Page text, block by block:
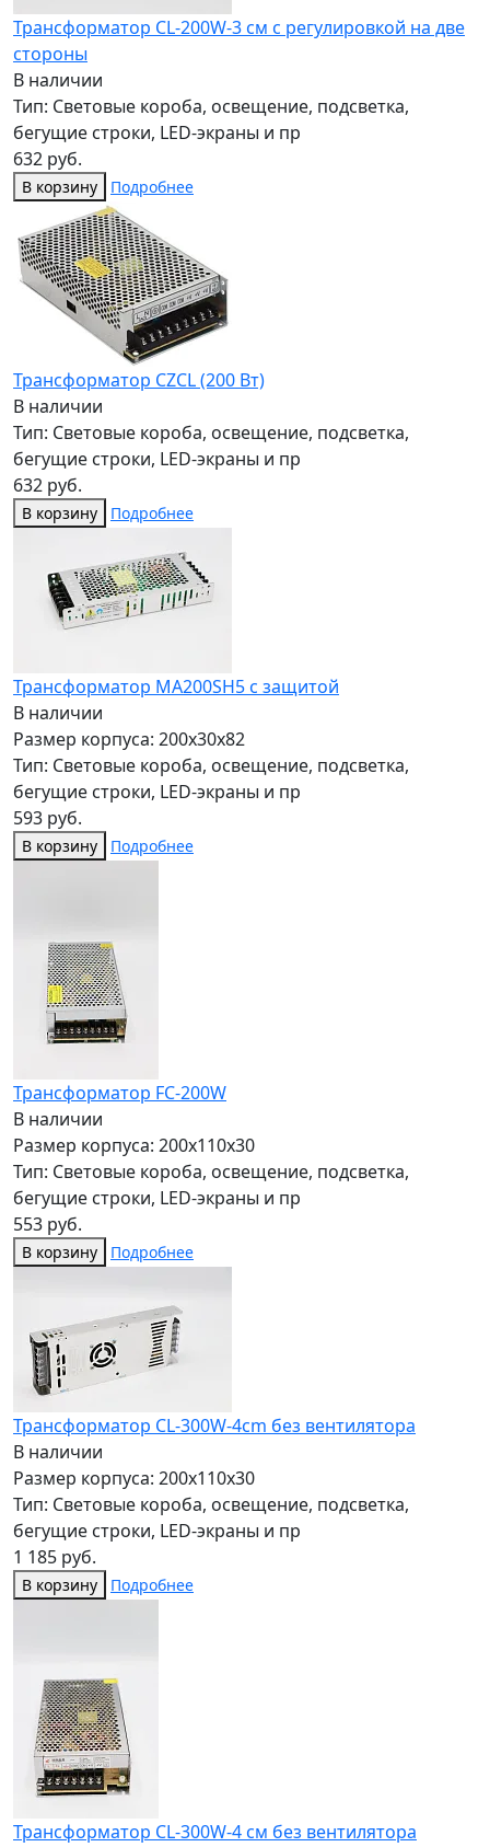
Трансформатор CL-200W-3 см с регулировкой на две
стороны
В наличии
Тип: Световые короба, освещение, подсветка,
бегущие строки, LED-экраны и пр
632 руб.
В корзину Подробнее
Трансформатор CZCL (200 Вт)
В наличии
Тип: Световые короба, освещение, подсветка,
бегущие строки, LED-экраны и пр
632 руб.
В корзину Подробнее
Трансформатор МА200SH5 с защитой
В наличии
Размер корпуса: 200x30x82
Тип: Световые короба, освещение, подсветка,
бегущие строки, LED-экраны и пр
593 руб.
В корзину Подробнее
Трансформатор FC-200W
В наличии
Размер корпуса: 200x110x30
Тип: Световые короба, освещение, подсветка,
бегущие строки, LED-экраны и пр
553 руб.
В корзину Подробнее
Трансформатор CL-300W-4cm без вентилятора
В наличии
Размер корпуса: 200x110x30
Тип: Световые короба, освещение, подсветка,
бегущие строки, LED-экраны и пр
1 185 руб.
В корзину Подробнее
Трансформатор CL-300W-4 см без вентилятора